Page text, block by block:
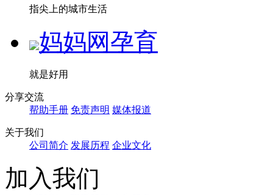
指尖上的城市生活
妈妈网孕育
就是好用
分享交流
帮助手册 免责声明 媒体报道
关于我们
公司简介 发展历程 企业文化
加入我们